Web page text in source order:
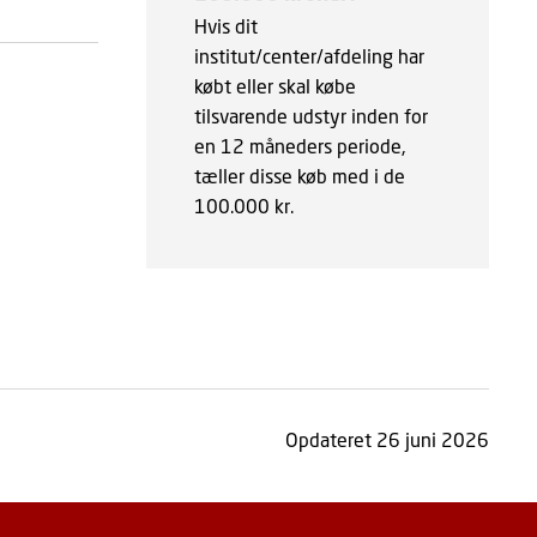
Hvis dit
institut/center/afdeling har
købt eller skal købe
tilsvarende udstyr inden for
en 12 måneders periode,
tæller disse køb med i de
100.000 kr.
Opdateret 26 juni 2026